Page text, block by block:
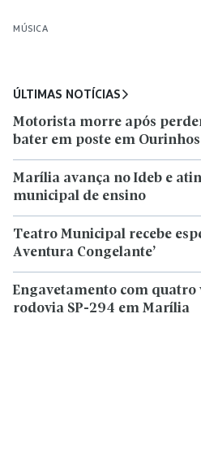
MÚSICA
ÚLTIMAS NOTÍCIAS
Motorista morre após
bater em poste em Ourinhos
Marília avança no Ideb e
municipal de ensino
Teatro Municipal recebe
Aventura Congelante’
Engavetamento com quatro
rodovia SP-294 em Marília